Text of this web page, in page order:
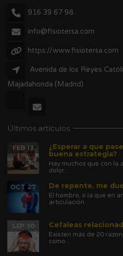
916 39 67 98
info@fisiotersa.com
https://www.fisiotersa.com
Avenida de los Reyes
Majadahonda (Madrid)
Últimos artículos
¿Esperar a que
buena estrategia?
FEB 13
Hay muchos que con la
dolor...
De repente, me
OCT 27
El hombro, o la que en
articulación...
Cefaleas
SEP 30
Existen más de 20
como...